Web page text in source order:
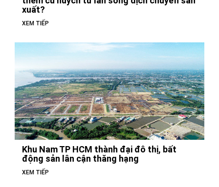
xuất?
XEM TIẾP
Khu Nam TP HCM thành đại đô thị, bất
động sản lân cận thăng hạng
XEM TIẾP